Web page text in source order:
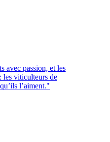
avec passion, et les
les viticulteurs de
l’aiment."